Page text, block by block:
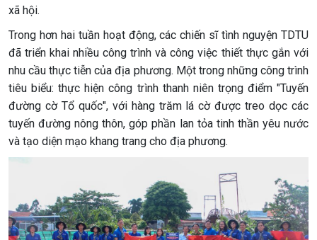
xã hội.
Trong hơn hai tuần hoạt động, các chiến sĩ tình nguyện TDTU
đã triển khai nhiều công trình và công việc thiết thực gắn với
nhu cầu thực tiễn của địa phương. Một trong những công trình
tiêu biểu: thực hiện công trình thanh niên trọng điểm "Tuyến
đường cờ Tổ quốc", với hàng trăm lá cờ được treo dọc các
tuyến đường nông thôn, góp phần lan tỏa tinh thần yêu nước
và tạo diện mạo khang trang cho địa phương.